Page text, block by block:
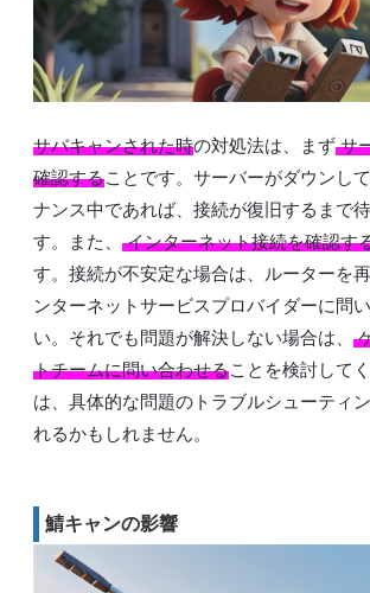
サバキャンされた時の対処法は、まずサ
確認することです。サーバーがダウンし
ナンス中であれば、接続が復旧するまで
す。また、 インターネット接続を確認す
す。接続が不安定な場合は、ルーターを
ンターネットサービスプロバイダーに問
い。それでも問題が解決しない場合は、
トチームに問い合わせることを検討して
は、具体的な問題のトラブルシューティ
れるかもしれません。
鯖キャンの影響